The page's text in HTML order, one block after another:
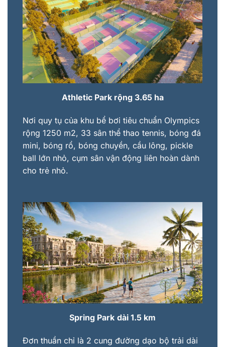
Athletic Park rộng 3.65 ha
Nơi quy tụ của khu bể bơi tiêu chuẩn Olympics
rộng 1250 m2, 33 sân thể thao tennis, bóng đá
mini, bóng rổ, bóng chuyền, cầu lông, pickle
ball lớn nhỏ, cụm sân vận động liên hoàn dành
cho trẻ nhỏ.
Spring Park dài 1.5 km
Đơn thuần chỉ là 2 cung đường dạo bộ trải dài